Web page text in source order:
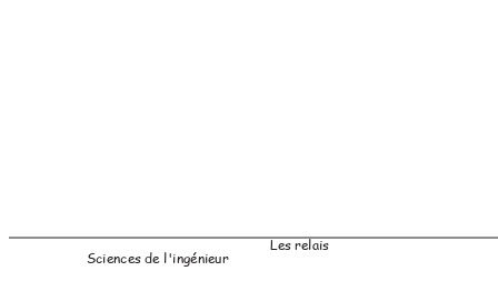
Les relais
Sciences de l'ingénieur